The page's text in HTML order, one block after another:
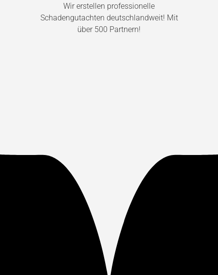
Wir erstellen professionelle
Schadengutachten deutschlandweit! Mit
über 500 Partnern!